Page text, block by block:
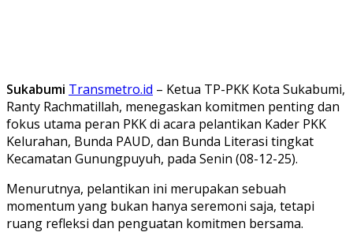
Sukabumi Transmetro.id – Ketua TP-PKK Kota Sukabumi,
Ranty Rachmatillah, menegaskan komitmen penting dan
fokus utama peran PKK di acara pelantikan Kader PKK
Kelurahan, Bunda PAUD, dan Bunda Literasi tingkat
Kecamatan Gunungpuyuh, pada Senin (08-12-25).
Menurutnya, pelantikan ini merupakan sebuah
momentum yang bukan hanya seremoni saja, tetapi
ruang refleksi dan penguatan komitmen bersama.